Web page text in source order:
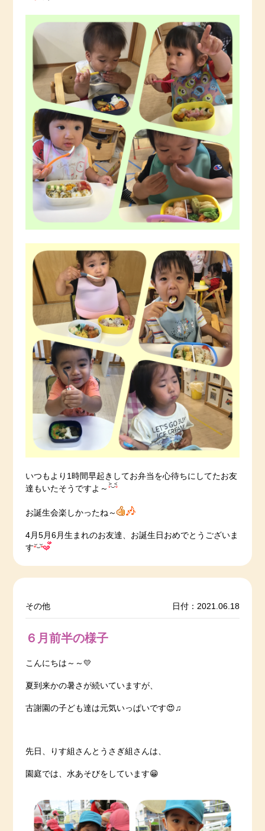
いつもより1時間早起きしてお弁当を心待ちにしてたお友
達もいたそうですよ～
お誕生会楽しかったね～
4月5月6月生まれのお友達、お誕生日おめでとうございま
す
その他 日付：2021.06.18
６月前半の様子
こんにちは～～💛
夏到来かの暑さが続いていますが、
古謝園の子ども達は元気いっぱいです😍♫
先日、りす組さんとうさぎ組さんは、
園庭では、水あそびをしています😁